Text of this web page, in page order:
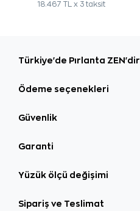
18.467 TL x 3 taksit
Türkiye'de Pırlanta ZEN'dir
Ödeme seçenekleri
Güvenlik
Garanti
Yüzük ölçü değişimi
Sipariş ve Teslimat